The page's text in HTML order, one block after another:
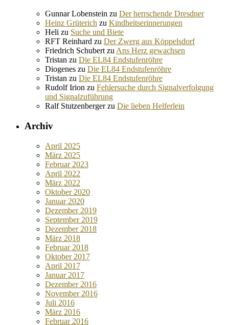
Gunnar Lobenstein zu Der herrschende Dresdner
Heinz Grüterich zu Kindheitserinnerungen
Heli zu Suche und Biete
RFT Reinhard zu Der Zwerg aus Köppelsdorf
Friedrich Schubert zu Ans Herz gewachsen
Tristan zu Die EL84 Endstufenröhre
Diogenes zu Die EL84 Endstufenröhre
Tristan zu Die EL84 Endstufenröhre
Rudolf Irion zu Fehlersuche durch Signalverfolgung
und Signalzuführung
Ralf Stutzenbergerzu Die lieben Helferlein
Archiv
April 2025
März 2025
Februar 2023
April 2022
März 2022
Oktober 2020
Januar 2020
Dezember 2019
September 2019
Dezember 2018
März 2018
Februar 2018
Oktober 2017
April 2017
Januar 2017
Dezember 2016
November 2016
Juli 2016
März 2016
Februar 2016